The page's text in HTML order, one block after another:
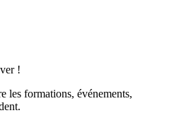
!
les formations, événements,